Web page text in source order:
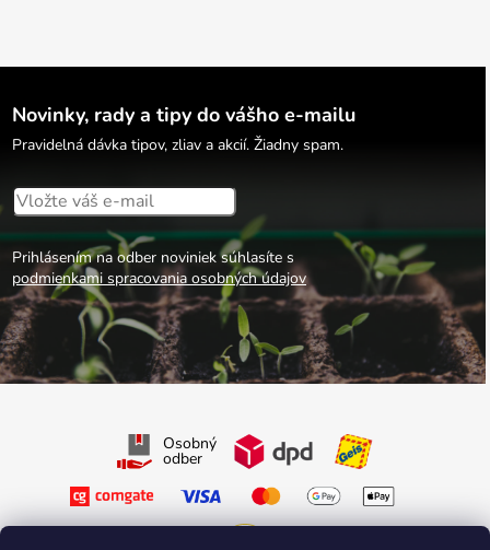
Novinky, rady a tipy do vášho e-mailu
Pravidelná dávka tipov, zliav a akcií. Žiadny spam.
Prihlásením na odber noviniek súhlasíte s
podmienkami spracovania osobných údajov
Osobný
odber